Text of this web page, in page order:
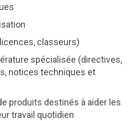
classeurs)
spécialisée (directives,
notices techniques et
produits destinés à aider les
travail quotidien